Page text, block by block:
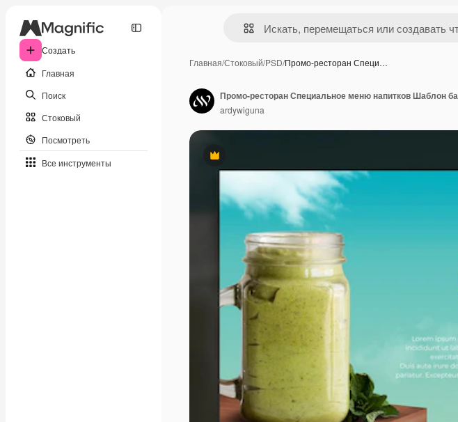
Создать
Главная
Поиск
Стоковый
Посмотреть
Все инструменты
Главная/Стоковый/PSD/Промо-ресторан Специ…
Премиум
Промо-ресторан Специальное меню напитков Шаблон
ardywiguna